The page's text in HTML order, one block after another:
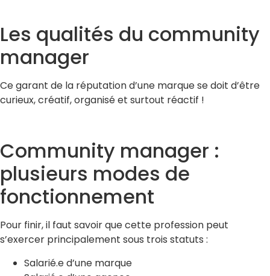
Les qualités du community
manager
Ce garant de la réputation d’une marque se doit d’être
curieux, créatif, organisé et surtout réactif !
Community manager :
plusieurs modes de
fonctionnement
Pour finir, il faut savoir que cette profession peut
s’exercer principalement sous trois statuts :
Salarié.e d’une marque